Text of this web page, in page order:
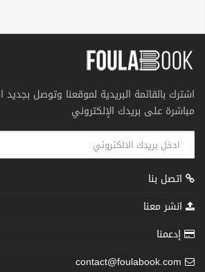
اشترك بالقائمة البريدية لموقعنا وتوصل
مباشرة على بريدك الإلكتروني
اتصل بنا
انشر معنا
إدعمنا
contact@foulabook.com